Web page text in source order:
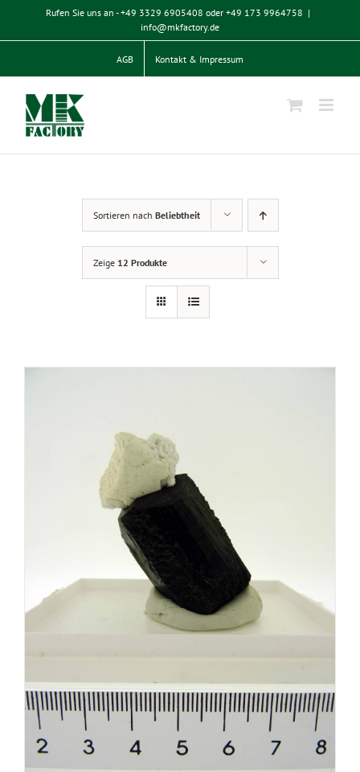
springen
Rufen Sie uns an - +49 3329 6905408 oder +49 173 9964758 |
info@mkfactory.de
AGB Kontakt & Impressum
Sortieren nach Beliebtheit
Zeige 12 Produkte